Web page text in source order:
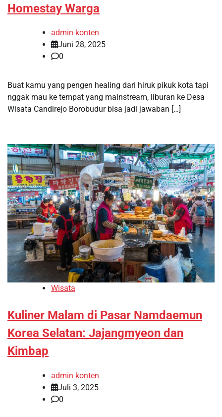
Homestay Warga
admin konten
Juni 28, 2025
0
Buat kamu yang pengen healing dari hiruk pikuk kota tapi
nggak mau ke tempat yang mainstream, liburan ke Desa
Wisata Candirejo Borobudur bisa jadi jawaban […]
Wisata
Kuliner Malam di Pasar Namdaemun
Korea Selatan: Jajangmyeon dan
Kimbap
admin konten
Juli 3, 2025
0